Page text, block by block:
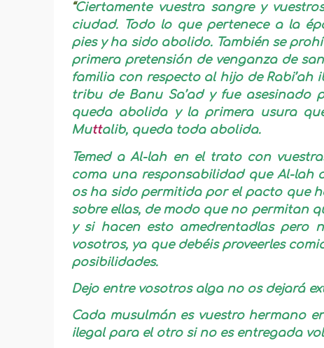
“Ciertamente vuestra sangre y
ciudad. Todo lo que pertenece a la
pies y ha sido abolido. También se
primera pretensión de venganza de
familia con respecto al hijo de Rabi’ah
tribu de Banu Sa’ad y fue asesinado
queda abolida y la primera usura
Muttalib, queda toda abolida.
Temed a Al-lah en el trato con
coma una responsabilidad que Al-lah
os ha sido permitida por el pacto que
sobre ellas, de modo que no permitan
y si hacen esto amedrentadlas pero
vosotros, ya que debéis proveerles
posibilidades.
Dejo entre vosotros alga no os dejará
Cada musulmán es vuestro hermano
ilegal para el otro si no es entregada